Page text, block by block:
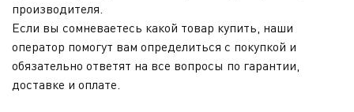
производителя.
Если вы сомневаетесь какой товар купить, наши
оператор помогут вам определиться с покупкой и
обязательно ответят на все вопросы по гарантии,
доставке и оплате.